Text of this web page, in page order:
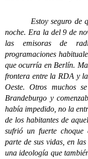
Estoy seguro de que
noche. Era la del 9 de
las emisoras de
programaciones
que ocurría en Berlín.
frontera entre la RDA y
Oeste. Otros muchos
Brandeburgo y
había impedido, no la
de los habitantes de
sufrió un fuerte choque
parte de sus vidas, en
una ideología que